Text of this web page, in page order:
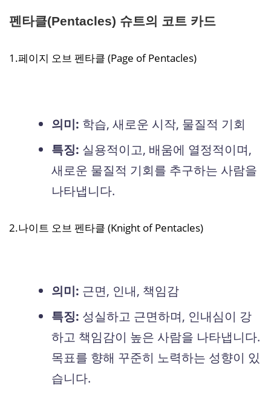
펜타클(Pentacles) 슈트의 코트 카드
1.페이지 오브 펜타클 (Page of Pentacles)
의미: 학습, 새로운 시작, 물질적 기회
특징: 실용적이고, 배움에 열정적이며,
새로운 물질적 기회를 추구하는 사람을
나타냅니다.
2.나이트 오브 펜타클 (Knight of Pentacles)
의미: 근면, 인내, 책임감
특징: 성실하고 근면하며, 인내심이 강
하고 책임감이 높은 사람을 나타냅니다.
목표를 향해 꾸준히 노력하는 성향이 있
습니다.